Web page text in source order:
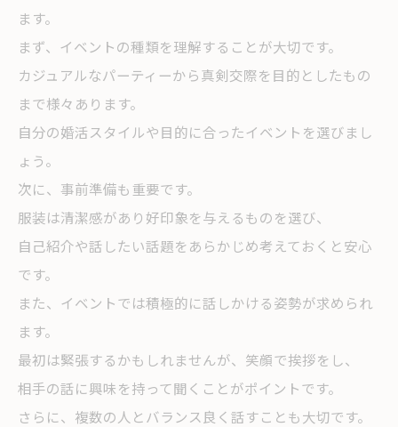
ます。
まず、イベントの種類を理解することが大切です。
カジュアルなパーティーから真剣交際を目的としたもの
まで様々あります。
自分の婚活スタイルや目的に合ったイベントを選びまし
ょう。
次に、事前準備も重要です。
服装は清潔感があり好印象を与えるものを選び、
自己紹介や話したい話題をあらかじめ考えておくと安心
です。
また、イベントでは積極的に話しかける姿勢が求められ
ます。
最初は緊張するかもしれませんが、笑顔で挨拶をし、
相手の話に興味を持って聞くことがポイントです。
さらに、複数の人とバランス良く話すことも大切です。